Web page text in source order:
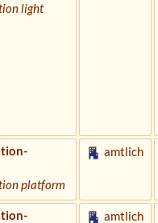
light
platform
amtlich
amtlich